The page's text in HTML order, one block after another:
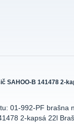
SAHOO-B 141478 2-
01-992-PF brašna
2-kapsá 22l